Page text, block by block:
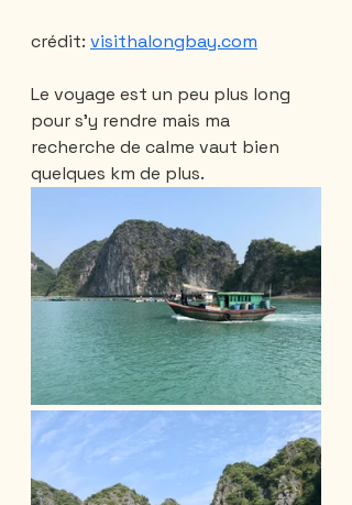
crédit: visithalongbay.com
Le voyage est un peu plus long
pour s'y rendre mais ma
recherche de calme vaut bien
quelques km de plus.